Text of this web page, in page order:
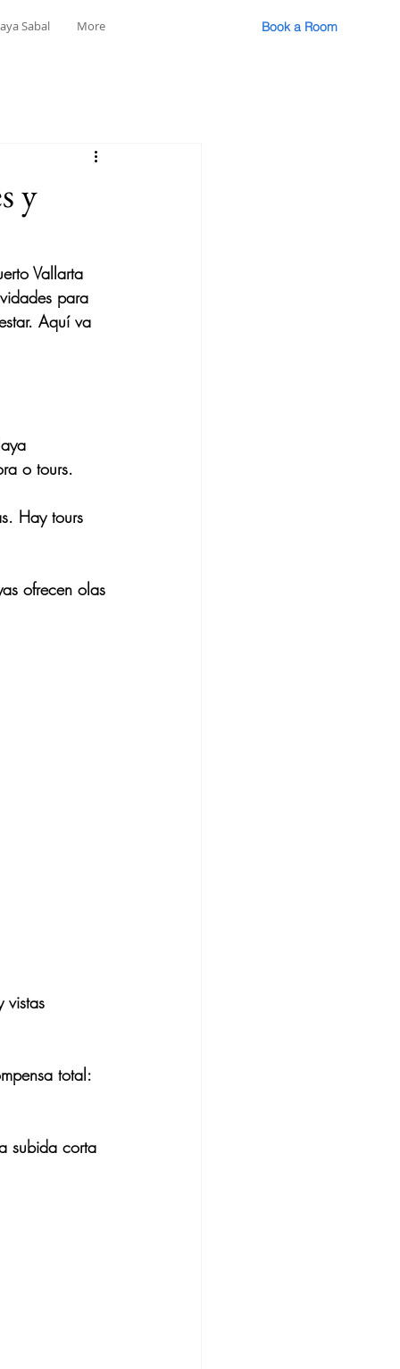
Sabal More Book a Room
y
Vallarta
para
Aquí va
o tours.
Hay tours
ofrecen olas
vistas
total:
subida corta